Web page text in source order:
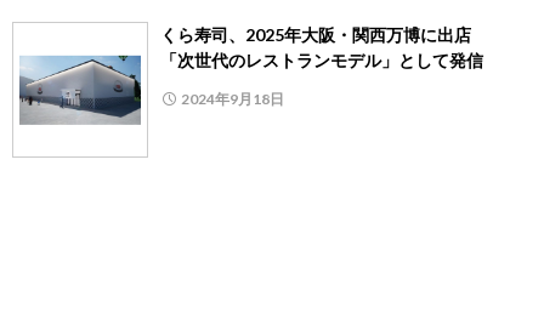
くら寿司、2025年大阪・関西万博に出店
「次世代のレストランモデル」として発信
2024年9月18日